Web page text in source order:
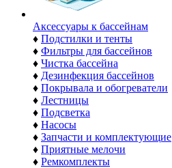
Аксессуары к бассейнам
♦ Подстилки и тенты
♦ Фильтры для бассейнов
♦ Чистка бассейна
♦ Дезинфекция бассейнов
♦ Покрывала и обогреватели
♦ Лестницы
♦ Подсветка
♦ Насосы
♦ Запчасти и комплектующие
♦ Приятные мелочи
♦ Ремкомплекты